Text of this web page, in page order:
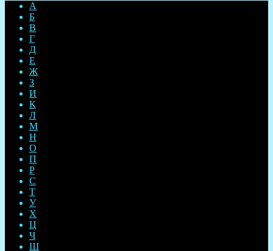
А
Б
В
Г
Д
Е
Ж
З
И
К
Л
М
Н
О
П
Р
С
Т
У
Х
Ц
Ч
Ш